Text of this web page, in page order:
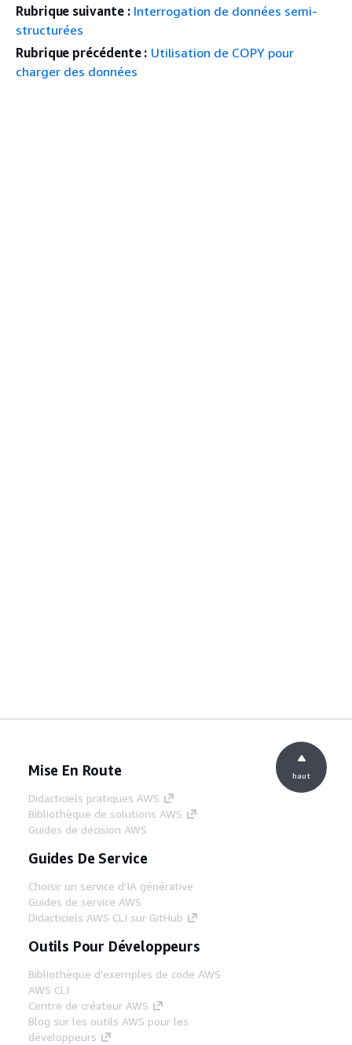
Rubrique suivante : Interrogation de données semi-
structurées
Rubrique précédente : Utilisation de COPY pour
charger des données
Mise En Route
Didacticiels pratiques AWS
Bibliothèque de solutions AWS
Guides de décision AWS
Guides De Service
Choisir un service d'IA générative
Guides de service AWS
Didacticiels AWS CLI sur GitHub
Outils Pour Développeurs
Bibliothèque d'exemples de code AWS
AWS CLI
Centre de créateur AWS
Blog sur les outils AWS pour les
développeurs
haut